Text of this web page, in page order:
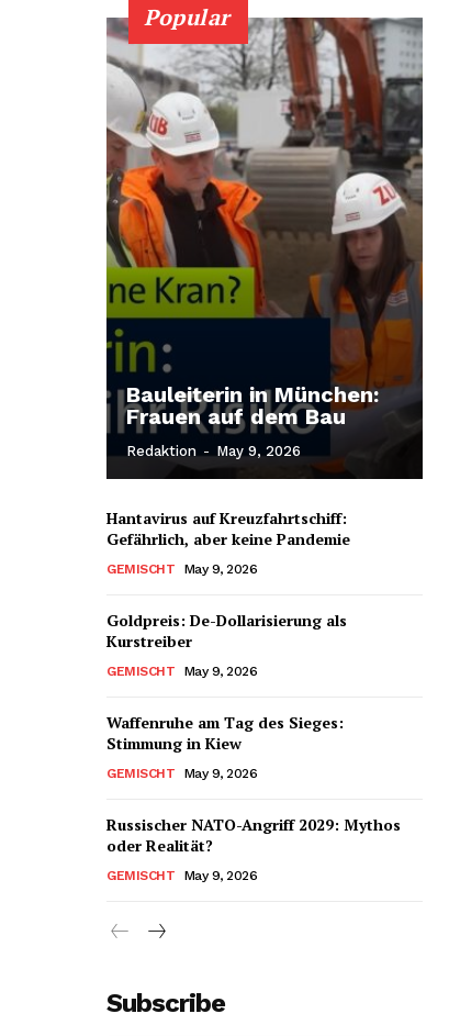
Popular
Bauleiterin in München:
Frauen auf dem Bau
Redaktion - May 9, 2026
Hantavirus auf Kreuzfahrtschiff:
Gefährlich, aber keine Pandemie
GEMISCHT May 9, 2026
Goldpreis: De-Dollarisierung als
Kurstreiber
GEMISCHT May 9, 2026
Waffenruhe am Tag des Sieges:
Stimmung in Kiew
GEMISCHT May 9, 2026
Russischer NATO-Angriff 2029: Mythos
oder Realität?
GEMISCHT May 9, 2026
Subscribe